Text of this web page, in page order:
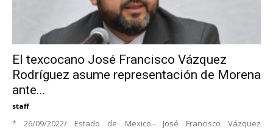
El texcocano José Francisco Vázquez
Rodríguez asume representación de Morena
ante...
staff
* 26/09/2022/ Estado de Mexico.- José Francisco Vázquez